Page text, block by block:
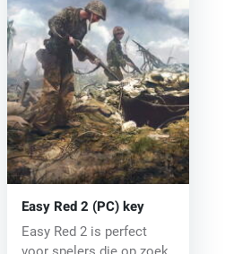
Easy Red 2 (PC) key
Easy Red 2 is perfect